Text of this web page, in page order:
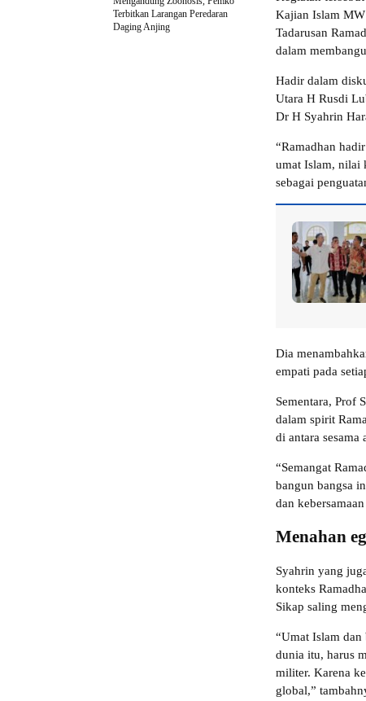
Kajian Islam
Tadarusan
dalam
Hadir dalam
Utara H Rusdi
Dr H Syahrin
“Ramadhan
umat Islam, nilai
sebagai
Dia
empati pada
Sementara, Prof
dalam spirit
di antara sesama
“Semangat
bangun bangsa
dan
Menahan
Syahrin yang
konteks
Sikap saling
“Umat Islam dan
dunia itu, harus
militer. Karena
global,”
Terbitkan Larangan Peredaran
Daging Anjing